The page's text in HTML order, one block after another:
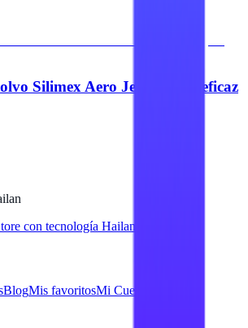
Silimex Aero Jet 440 ML eficaz
con tecnología Hailan ERP
BlogMis favoritosMi Cuenta